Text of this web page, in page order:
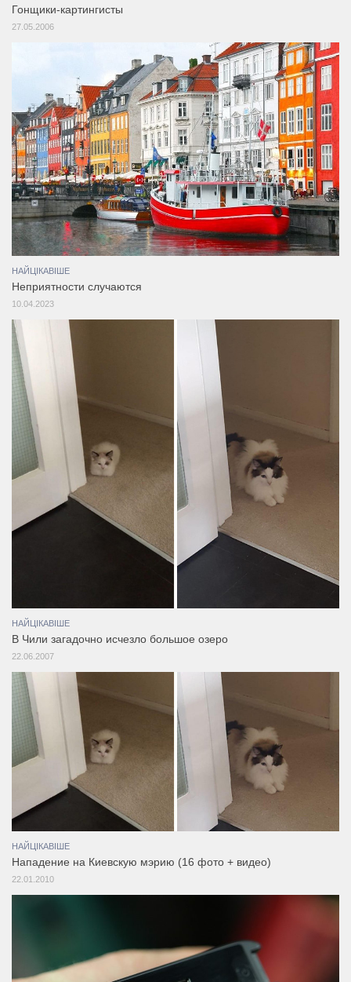
Гонщики-картингисты
27.05.2006
НАЙЦІКАВІШЕ
Неприятности случаются
10.04.2023
НАЙЦІКАВІШЕ
В Чили загадочно исчезло большое озеро
22.06.2007
НАЙЦІКАВІШЕ
Нападение на Киевскую мэрию (16 фото + видео)
22.01.2010